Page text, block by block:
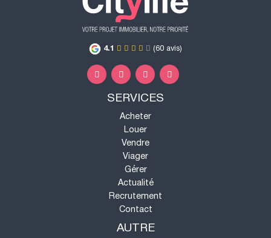
4.1 (60 avis)
SERVICES
Acheter
Louer
Vendre
Viager
Gérer
Actualité
Recrutement
Contact
AUTRE